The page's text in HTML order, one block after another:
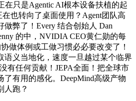
在只是Agentic AI根本设备扶植的起
在也转向了桌面使用？Agent团队高
弊了！Every 结合创始人 Dan
的中，NVIDIA CEO黄仁勋的每
做体例或工做习惯必必要改变了！
语义当地化，速度一旦越过某个临界
有任何贡献！JEPA全面！把全球市
有用的感化。DeepMind高级产物
人跑？